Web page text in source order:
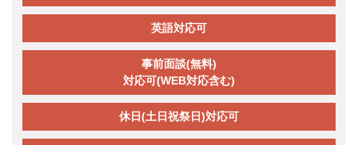
英語対応可
事前面談(無料)
対応可(WEB対応含む)
休日(土日祝祭日)対応可